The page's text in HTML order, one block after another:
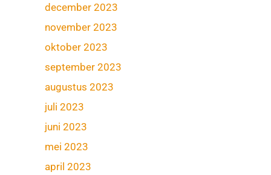
december 2023
november 2023
oktober 2023
september 2023
augustus 2023
juli 2023
juni 2023
mei 2023
april 2023